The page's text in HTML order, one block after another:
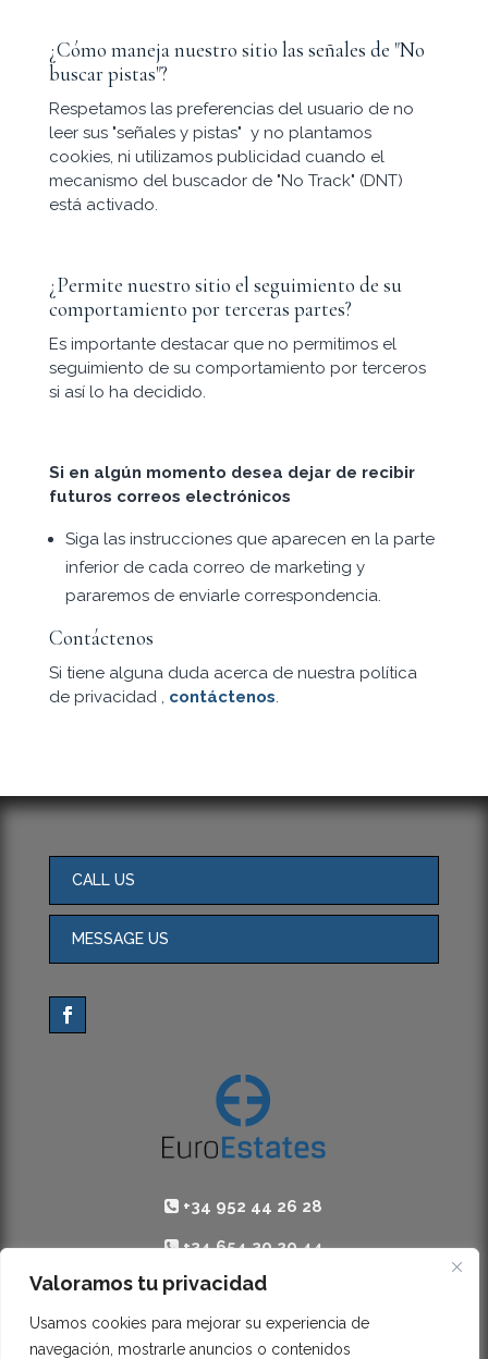
Valoramos tu privacidad
Usamos cookies para mejorar su experiencia de
navegación, mostrarle anuncios o contenidos
¿Cómo maneja nuestro sitio las señales de "No
buscar pistas"?
Respetamos las preferencias del usuario de no
leer sus "señales y pistas" y no plantamos
cookies, ni utilizamos publicidad cuando el
mecanismo del buscador de "No Track" (DNT)
está activado.
¿Permite nuestro sitio el seguimiento de su
comportamiento por terceras partes?
Es importante destacar que no permitimos el
seguimiento de su comportamiento por terceros
si así lo ha decidido.
Si en algún momento desea dejar de recibir
futuros correos electrónicos
Siga las instrucciones que aparecen en la parte
inferior de cada correo de marketing y
pararemos de enviarle correspondencia.
Contáctenos
Si tiene alguna duda acerca de nuestra política
de privacidad ,
contáctenos
CALL US
MESSAGE US
+34 952 44 26 28
+34 654 30 20 44
contact@eu-estates.com